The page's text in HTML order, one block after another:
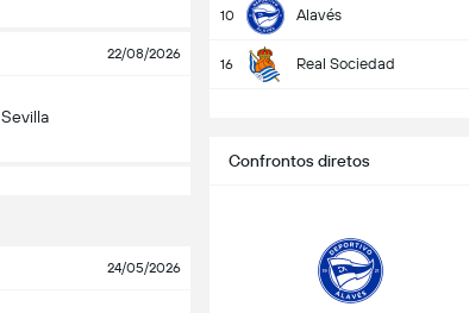
22/08/2026
Sevilla
24/05/2026
10 Alavés
16 Real Sociedad
Confrontos diretos